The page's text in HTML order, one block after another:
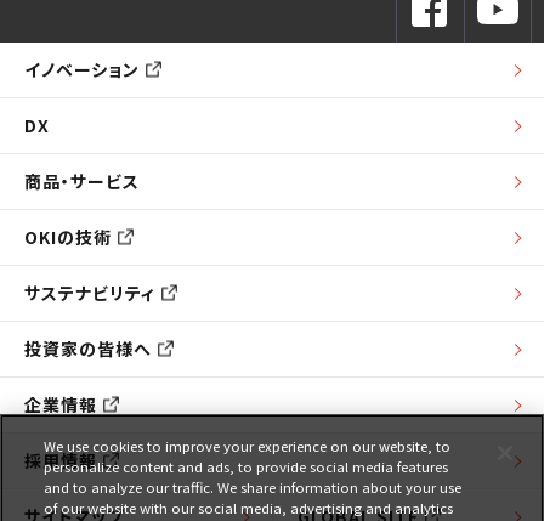
イノベーション
DX
商品・サービス
OKIの技術
サステナビリティ
投資家の皆様へ
企業情報
採用情報
We use cookies to improve your experience on our website, to
personalize content and ads, to provide social media features
and to analyze our traffic. We share information about your use
of our website with our social media, advertising and analytics